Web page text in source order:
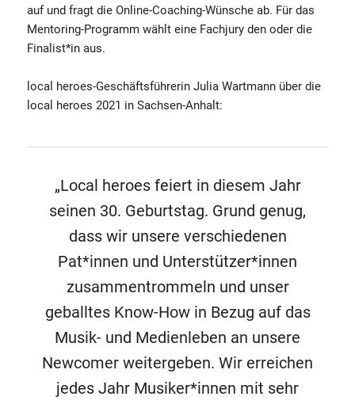
auf und fragt die Online-Coaching-Wünsche ab. Für das
Mentoring-Programm wählt eine Fachjury den oder die
Finalist*in aus.
local heroes-Geschäftsführerin Julia Wartmann über die
local heroes 2021 in Sachsen-Anhalt:
„Local heroes feiert in diesem Jahr
seinen 30. Geburtstag. Grund genug,
dass wir unsere verschiedenen
Pat*innen und Unterstützer*innen
zusammentrommeln und unser
geballtes Know-How in Bezug auf das
Musik- und Medienleben an unsere
Newcomer weitergeben. Wir erreichen
jedes Jahr Musiker*innen mit sehr